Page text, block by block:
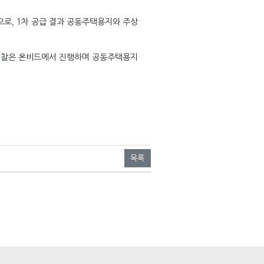
로, 1차 공급 결과 공동주택용지와 주상
은 온비드에서 진행하며 공동주택용지
목록